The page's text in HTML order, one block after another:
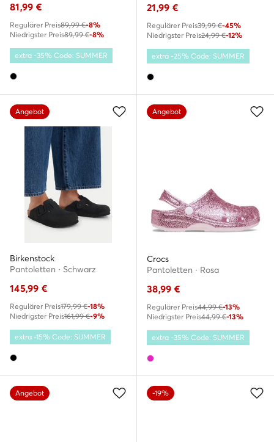
81,99 €
Regulärer Preis89,99 €-8%
Niedrigster Preis89,99 €-8%
extra -35% Code: SUMMER
21,99 €
Regulärer Preis39,99 €-45%
Niedrigster Preis24,99 €-12%
extra -25% Code: SUMMER
Angebot
Birkenstock
Pantoletten · Schwarz
145,99 €
Regulärer Preis179,99 €-18%
Niedrigster Preis161,99 €-9%
extra -15% Code: SUMMER
Angebot
Crocs
Pantoletten · Rosa
38,99 €
Regulärer Preis44,99 €-13%
Niedrigster Preis44,99 €-13%
extra -35% Code: SUMMER
Angebot -19%